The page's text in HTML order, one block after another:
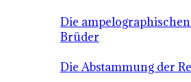
Die
Brüder
Die Abstammung der